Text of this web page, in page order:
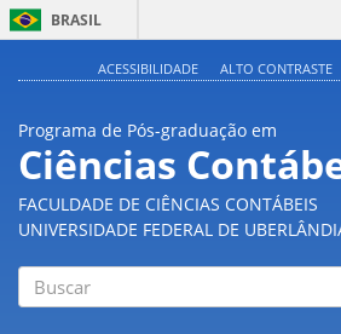
BRASIL
ACESSIBILIDADE ALTO CONTRASTE
Programa de Pós-graduação em
Ciências
FACULDADE DE CIÊNCIAS CONTÁBEIS
UNIVERSIDADE FEDERAL DE